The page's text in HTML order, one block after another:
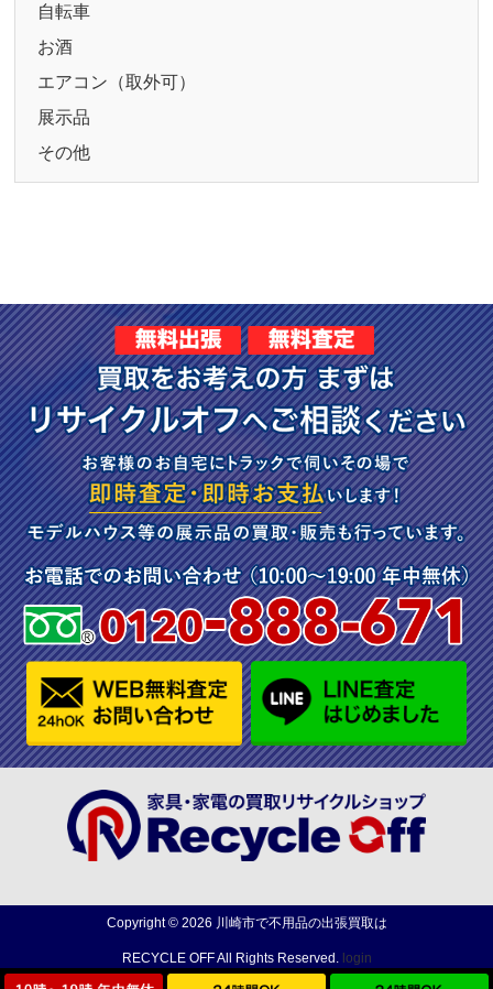
自転車
お酒
エアコン（取外可）
展示品
その他
Copyright © 2026 川崎市で不用品の出張買取は
RECYCLE OFFAll Rights Reserved. login